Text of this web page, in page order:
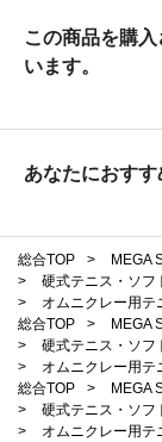
この商品を購
います。
あなたにおす
総合TOP > MEGA
>
硬式テニス・ソフ
>
オムニクレー用テ
総合TOP
> MEGA
>
硬式テニス・ソフ
>
オムニクレー用テ
総合TOP
> MEGA
>
硬式テニス・ソフ
>
オムニクレー用テ